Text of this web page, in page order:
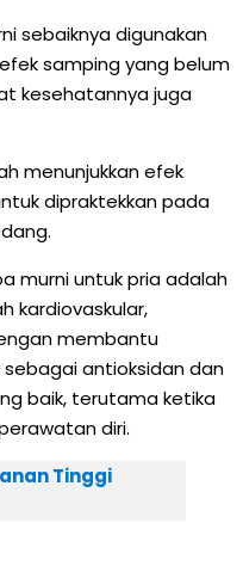
sebaiknya digunakan
samping yang belum
kesehatannya juga
menunjukkan efek
dipraktekkan pada
murni untuk pria adalah
kardiovaskular,
membantu
antioksidan dan
baik, terutama ketika
diri.
Tinggi